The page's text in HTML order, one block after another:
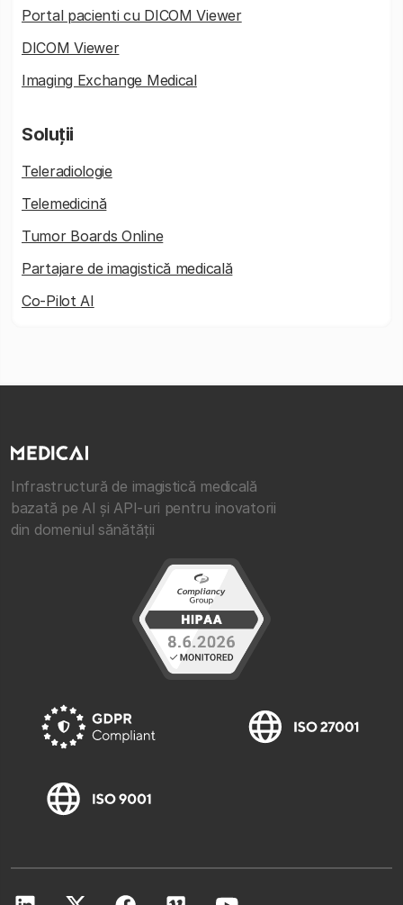
Portal pacienti cu DICOM Viewer
DICOM Viewer
Imaging Exchange Medical
Soluții
Teleradiologie
Telemedicină
Tumor Boards Online
Partajare de imagistică medicală
Co-Pilot AI
Infrastructură de imagistică medicală
bazată pe AI și API-uri pentru inovatorii
din domeniul sănătății